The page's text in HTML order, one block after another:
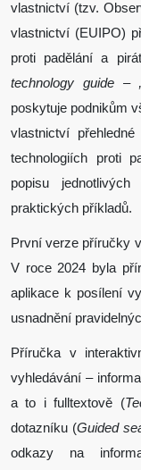
vlastnictví (tzv.
vlastnictví (EUIPO)
proti padělání a
technology guide –
poskytuje podnikům
vlastnictví
technologiích proti
popisu
praktických příkladů.
První verze příručky
V roce 2024 byla
aplikace k posílení
usnadnění
Příručka v
vyhledávání –
a to i fulltextově (
dotazníku (Guided
odkazy na